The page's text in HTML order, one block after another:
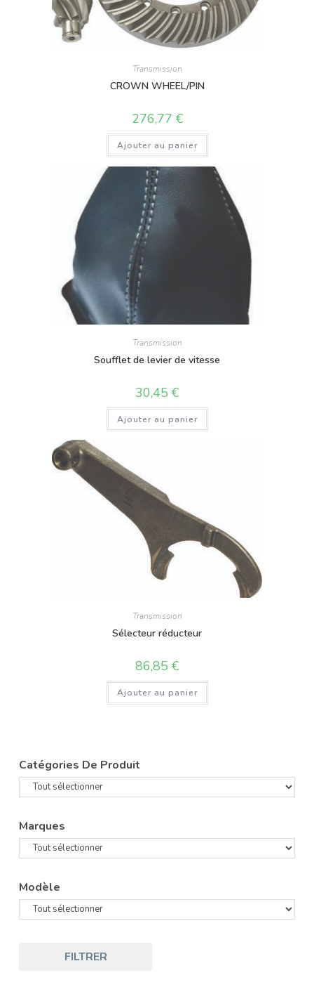
Transmission
CROWN WHEEL/PIN
276,77 €
Ajouter au panier
Transmission
Soufflet de levier de vitesse
30,45 €
Ajouter au panier
Transmission
Sélecteur réducteur
86,85 €
Ajouter au panier
Catégories De Produit
Marques
Modèle
FILTRER